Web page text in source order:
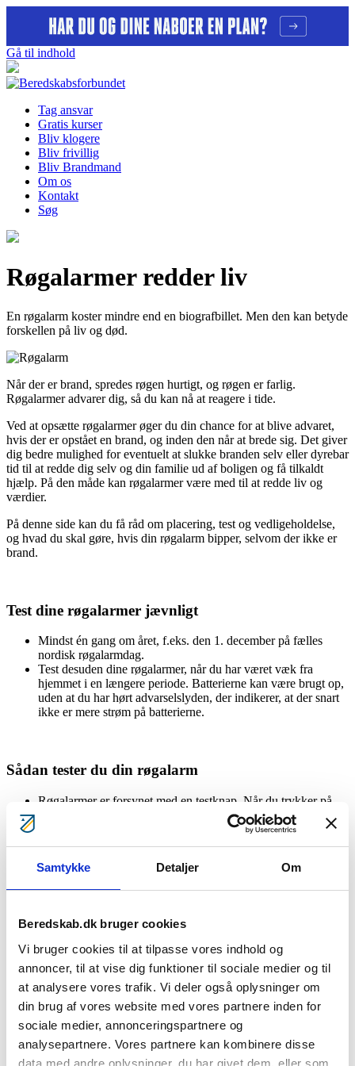
Samtykke Detaljer Om
Beredskab.dk bruger cookies
Vi bruger cookies til at tilpasse vores indhold og
annoncer, til at vise dig funktioner til sociale medier og til
at analysere vores trafik. Vi deler også oplysninger om
din brug af vores website med vores partnere inden for
sociale medier, annonceringspartnere og
analysepartnere. Vores partnere kan kombinere disse
data med andre oplysninger, du har givet dem, eller som
Gå til indhold
Tag ansvar
Gratis kurser
Bliv klogere
Bliv frivillig
Bliv Brandmand
Om os
Kontakt
Søg
Røgalarmer redder liv
En røgalarm koster mindre end en biografbillet. Men den kan betyde
forskellen på liv og død.
Når der er brand, spredes røgen hurtigt, og røgen er farlig.
Røgalarmer advarer dig, så du kan nå at reagere i tide.
Ved at opsætte røgalarmer øger du din chance for at blive advaret,
hvis der er opstået en brand, og inden den når at brede sig. Det giver
dig bedre mulighed for eventuelt at slukke branden selv eller dyrebar
tid til at redde dig selv og din familie ud af boligen og få tilkaldt
hjælp. På den måde kan røgalarmer være med til at redde liv og
værdier.
På denne side kan du få råd om placering, test og vedligeholdelse,
og hvad du skal gøre, hvis din røgalarm bipper, selvom der ikke er
brand.
Test dine røgalarmer jævnligt
Mindst én gang om året, f.eks. den 1. december på fælles
nordisk røgalarmdag.
Test desuden dine røgalarmer, når du har været væk fra
hjemmet i en længere periode. Batterierne kan være brugt op,
uden at du har hørt advarselslyden, der indikerer, at der snart
ikke er mere strøm på batterierne.
Sådan tester du din røgalarm
Røgalarmer er forsynet med en testknap. Når du trykker på
knappen, vil der komme et ”bip”, hvis der er strøm på
Et tryk på testknappen simulerer, at der kommer røg ind i
Rengør dine røgalarmer jævnligt og undgå
fejlalarmer
Fjern støv med en støvsuger.
Rengør røgalarmen med en blød, opvredet klud.
Placér røgalarmen i loftet midt i rummet